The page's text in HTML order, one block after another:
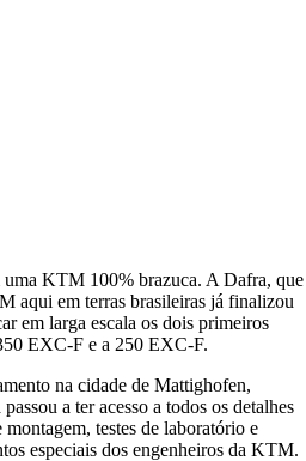
uma KTM 100% brazuca. A Dafra, que
aqui em terras brasileiras já finalizou
em larga escala os dois primeiros
EXC-F e a 250 EXC-F.
na cidade de Mattighofen,
a ter acesso a todos os detalhes
testes de laboratório e
especiais dos engenheiros da KTM.